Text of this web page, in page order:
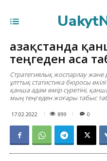
Қазақстанда
теңгеден аса
Стратегиялық жоспарлау және
ұлттық статистика бюросы
қанша адам өмір сүретіні,
мың теңгеден жоғары табыс
17.02.2022 899 0